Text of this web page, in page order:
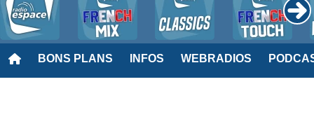
BONS PLANS INFOS WEBRADIOS